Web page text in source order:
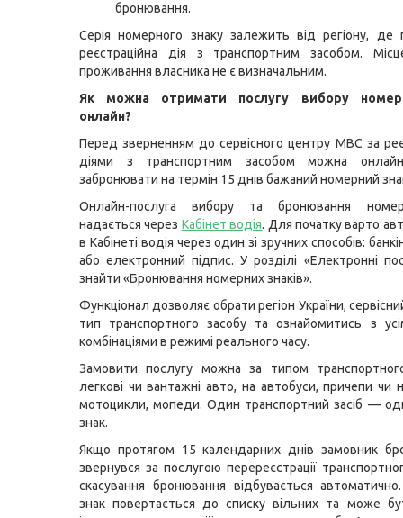
бронювання.
Серія номерного знаку залежить від регіону, де
реєстраційна дія з транспортним засобом.
проживання власника не є визначальним.
Як можна отримати послугу вибору
онлайн?
Перед зверненням до сервісного центру МВС за
діями з транспортним засобом можна
забронювати на термін 15 днів бажаний номерний
Онлайн-послуга вибору та бронювання
надається через Кабінет водія. Для початку варто
в Кабінеті водія через один зі зручних способів:
або електронний підпис. У розділі «Електронні
знайти «Бронювання номерних знаків».
Функціонал дозволяє обрати регіон України,
тип транспортного засобу та ознайомитись з
комбінаціями в режимі реального часу.
Замовити послугу можна за типом
легкові чи вантажні авто, на автобуси, причепи чи
мотоцикли, мопеди. Один транспортний засіб —
знак.
Якщо протягом 15 календарних днів замовник
звернувся за послугою перереєстрації
скасування бронювання відбувається
знак повертається до списку вільних та може